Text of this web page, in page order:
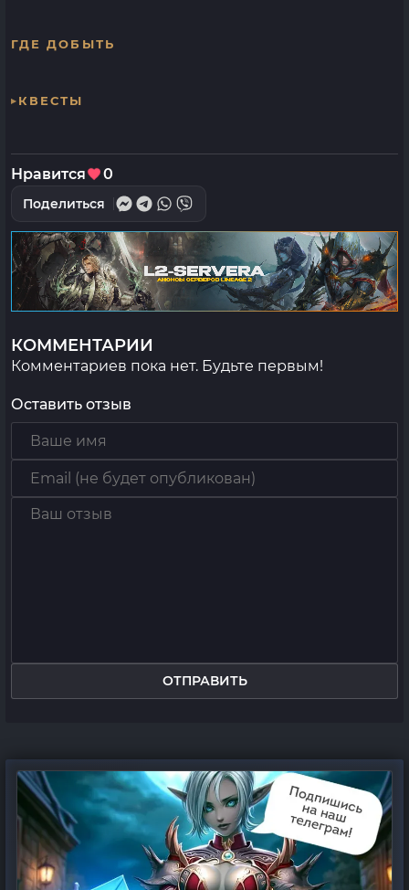
ГДЕ ДОБЫТЬ
КВЕСТЫ
Нравится 0
Поделиться
КОММЕНТАРИИ
Комментариев пока нет. Будьте первым!
Оставить отзыв
ОТПРАВИТЬ